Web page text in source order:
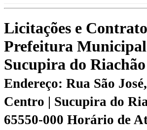
Licitações e
Prefeitura
Sucupira do
Endereço: Rua São
Centro | Sucupira do
65550-000 Horário de